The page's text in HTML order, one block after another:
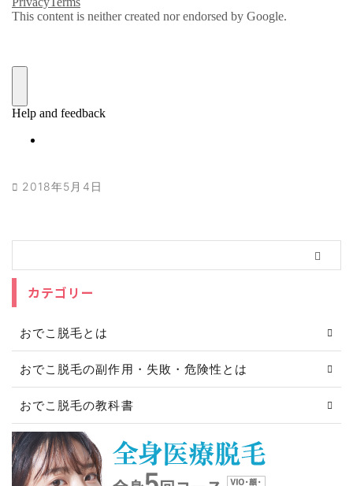
2018年5月4日
カテゴリー
おでこ脱毛とは
おでこ脱毛の副作用・失敗・危険性とは
おでこ脱毛の教科書